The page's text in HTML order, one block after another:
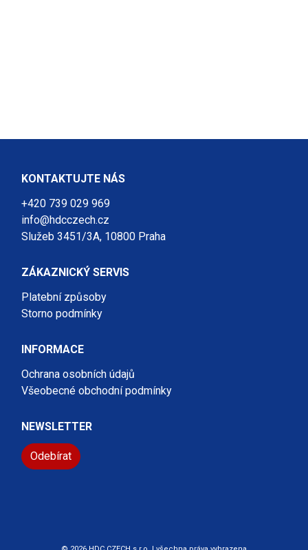
KONTAKTUJTE NÁS
+420 739 029 969
info@hdcczech.cz
Služeb 3451/3A, 10800 Praha
ZÁKAZNICKÝ SERVIS
Platební způsoby
Storno podmínky
INFORMACE
Ochrana osobních údajů
Všeobecné obchodní podmínky
NEWSLETTER
Odebírat